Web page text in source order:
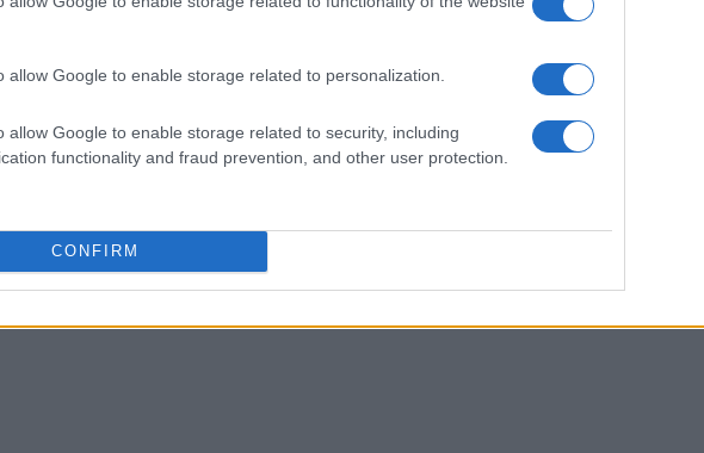
allow Google to enable storage related to personalization.
allow Google to enable storage related to security, including
functionality and fraud prevention, and other user protection.
CONFIRM
il bel tempo: un campo di
stabili e prevalenza di sole. Sabato è
innocua in arrivo verso sera; i venti
in attenuazione, mentre lo zero
Anche la domenica, 7 giugno, proseguirà la
precipitazioni significative. I venti rimarranno
mosso.